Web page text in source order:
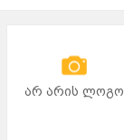
არ არის ლოგო